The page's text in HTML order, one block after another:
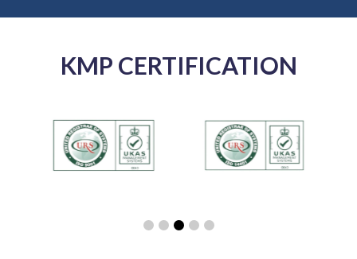
KMP CERTIFICATION